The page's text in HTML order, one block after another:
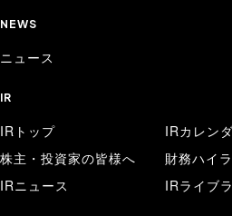
NEWS
ニュース
IR
IRトップ
株主・投資家の皆様へ
IRニュース
IRカレン
財務ハイ
IRライブ